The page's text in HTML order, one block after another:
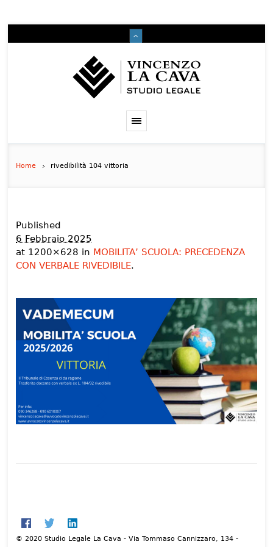
Home rivedibilità 104 vittoria
Published
6 Febbraio 2025
at 1200×628 in MOBILITA’ SCUOLA: PRECEDENZA
CON VERBALE RIVEDIBILE.
© 2020 Studio Legale La Cava - Via Tommaso Cannizzaro, 134 -